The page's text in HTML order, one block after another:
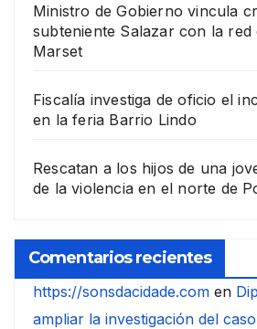
Ministro de Gobierno vincula
subteniente Salazar con la red
Marset
Fiscalía investiga de oficio el
en la feria Barrio Lindo
Rescatan a los hijos de una
de la violencia en el norte de
Comentarios recientes
https://sonsdacidade.com en
ampliar la investigación del